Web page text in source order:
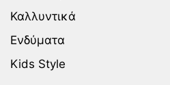
Καλλυντικά
Ενδύματα
Kids Style